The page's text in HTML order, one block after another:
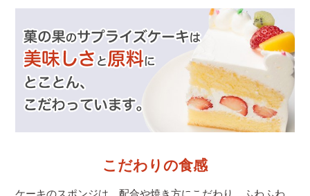
こだわりの食感
ケーキのスポンジは、配合や焼き方にこだわり、ふわふわ